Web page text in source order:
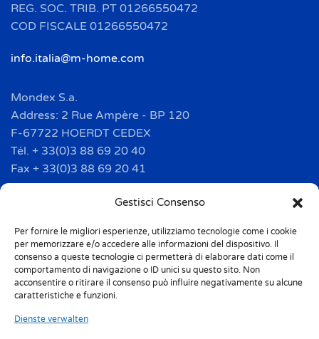
Gestisci Consenso
Per fornire le migliori esperienze, utilizziamo tecnologie come i cookie
per memorizzare e/o accedere alle informazioni del dispositivo. Il
consenso a queste tecnologie ci permetterà di elaborare dati come il
comportamento di navigazione o ID unici su questo sito. Non
acconsentire o ritirare il consenso può influire negativamente su alcune
caratteristiche e funzioni.
Dienste verwalten
REG. SOC. TRIB. PT 01266550472
COD FISCALE 01266550472
info.italia@m-home.com
Mondex S.a.
Address: 2 Rue Ampère - BP 120
F-67722 HOERDT CEDEX
Tél. + 33(0)3 88 69 20 40
Fax + 33(0)3 88 69 20 41
info.france@m-home.com
Mondex Menaje España S.a.
Address: Ctra de Girona, km. 101.5
E-17160 Angles (Girona)
Tel. + 34 9 72 42 32 50